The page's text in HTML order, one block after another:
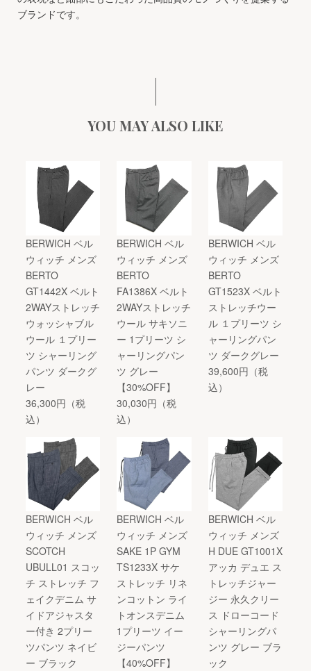
ブランドです。
YOU MAY ALSO LIKE
BERWICH ベル
ウィッチ メンズ
BERTO
GT1442X ベルト
2WAYストレッチ
ウォッシャブル
ウール １プリー
ツ シャーリング
パンツ ダークグ
レー
36,300円（税
込）
BERWICH ベル
ウィッチ メンズ
BERTO
FA1386X ベルト
2WAYストレッチ
ウール サキソニ
ー 1プリーツ シ
ャーリングパン
ツ グレー
【30%OFF】
30,030円（税
込）
BERWICH ベル
ウィッチ メンズ
BERTO
GT1523X ベルト
ストレッチウー
ル １プリーツ シ
ャーリングパン
ツ ダークグレー
39,600円（税
込）
BERWICH ベル
ウィッチ メンズ
SCOTCH
UBULL01 スコッ
チ ストレッチ フ
ェイクデニム サ
イドアジャスタ
ー付き 2プリー
ツパンツ ネイビ
ー ブラック
BERWICH ベル
ウィッチ メンズ
SAKE 1P GYM
TS1233X サケ
ストレッチ リネ
ンコットン ライ
トオンスデニム
1プリーツ イー
ジーパンツ
【40%OFF】
BERWICH ベル
ウィッチ メンズ
H DUE GT1001X
アッカ デュエ ス
トレッチジャー
ジー 永久クリー
ス ドローコード
シャーリングパ
ンツ グレー ブラ
ック